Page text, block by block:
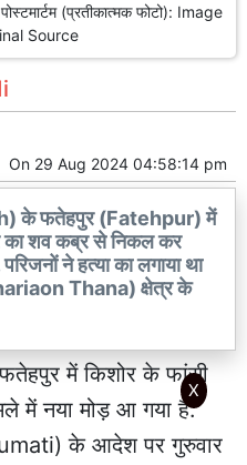
(प्रतीकात्मक फोटो): Image
Source
On 29 Aug 2024 04:58:14 pm
के फतेहपुर (Fatehpur) में
का शव कब्र से निकल कर
परिजनों ने हत्या का लगाया था
Thana) क्षेत्र के
फतेहपुर में किशोर के फांसी
में नया मोड़ आ गया है.
के आदेश पर गुरुवार
X